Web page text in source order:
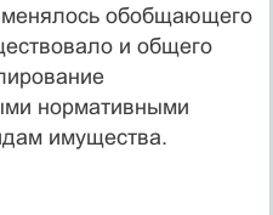
обобщающего
и общего
нормативными
имущества.